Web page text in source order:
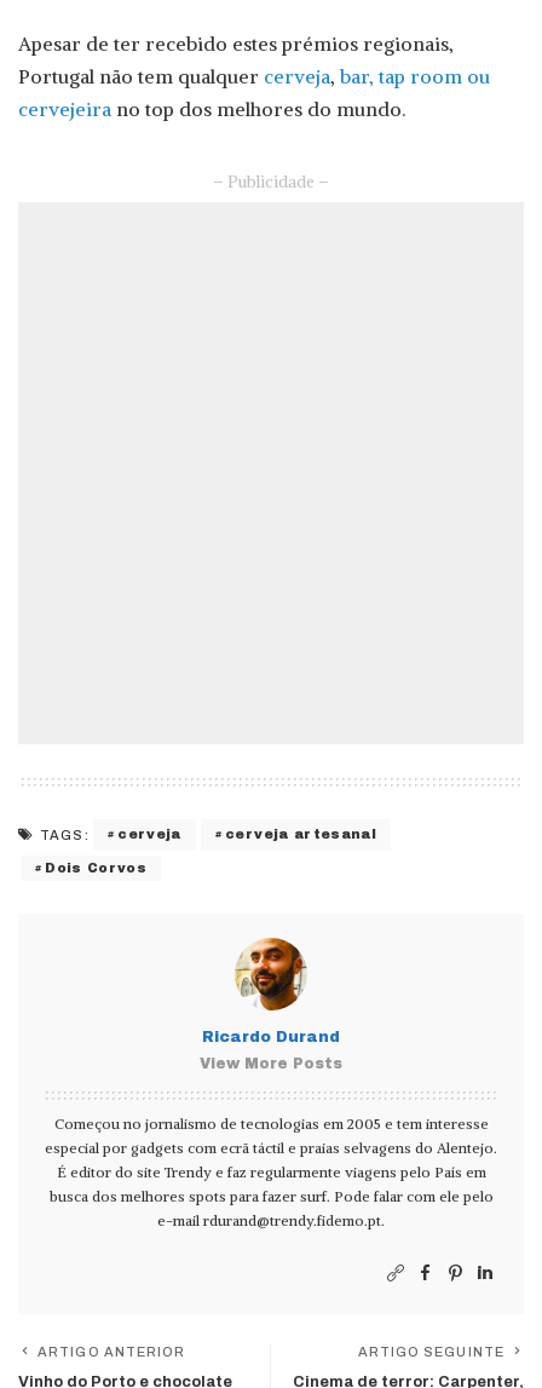
Apesar de ter recebido estes prémios regionais,
Portugal não tem qualquer cerveja,bar, tap room ou
cervejeira no top dos melhores do mundo.
– Publicidade –
TAGS: cerveja cerveja artesanal
Dois Corvos
Ricardo Durand
View More Posts
Começou no jornalismo de tecnologias em 2005 e tem interesse
especial por gadgets com ecrã táctil e praias selvagens do Alentejo.
É editor do site Trendy e faz regularmente viagens pelo País em
busca dos melhores spots para fazer surf. Pode falar com ele pelo
e-mail rdurand@trendy.fidemo.pt.
ARTIGO ANTERIOR
Vinho do Porto e chocolate
ARTIGO SEGUINTE
Cinema de terror: Carpenter,